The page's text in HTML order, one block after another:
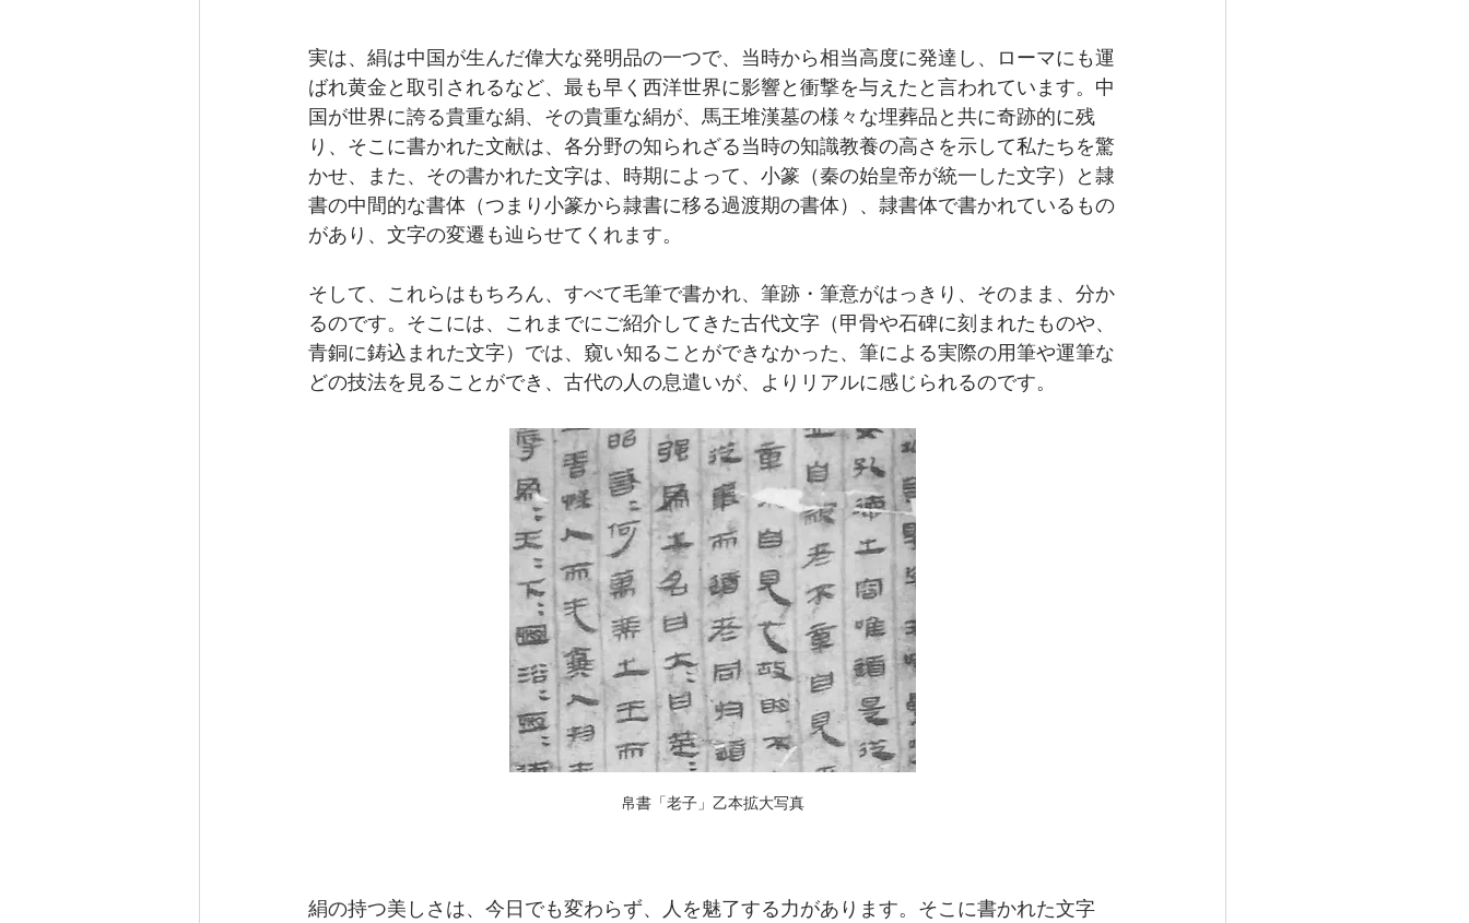
実は、絹は中国が生んだ偉大な発明品の一つで、当時から相当高度に発達し、ローマにも運
ばれ黄金と取引されるなど、最も早く西洋世界に影響と衝撃を与えたと言われています。中
国が世界に誇る貴重な絹、その貴重な絹が、馬王堆漢墓の様々な埋葬品と共に奇跡的に残
り、そこに書かれた文献は、各分野の知られざる当時の知識教養の高さを示して私たちを驚
かせ、また、その書かれた文字は、時期によって、小篆（秦の始皇帝が統一した文字）と隷
書の中間的な書体（つまり小篆から隷書に移る過渡期の書体）、隷書体で書かれているもの
があり、文字の変遷も辿らせてくれます。
そして、これらはもちろん、すべて毛筆で書かれ、筆跡・筆意がはっきり、そのまま、分か
るのです。そこには、これまでにご紹介してきた古代文字（甲骨や石碑に刻まれたものや、
青銅に鋳込まれた文字）では、窺い知ることができなかった、筆による実際の用筆や運筆な
どの技法を見ることができ、古代の人の息遣いが、よりリアルに感じられるのです。
帛書「老子」乙本拡大写真
絹の持つ美しさは、今日でも変わらず、人を魅了する力があります。そこに書かれた文字